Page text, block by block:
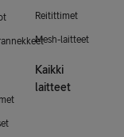
Reitittimet
Mesh-laitteet
Kaikki
laitteet